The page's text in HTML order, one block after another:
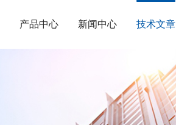
产品中心 新闻中心 技术文章